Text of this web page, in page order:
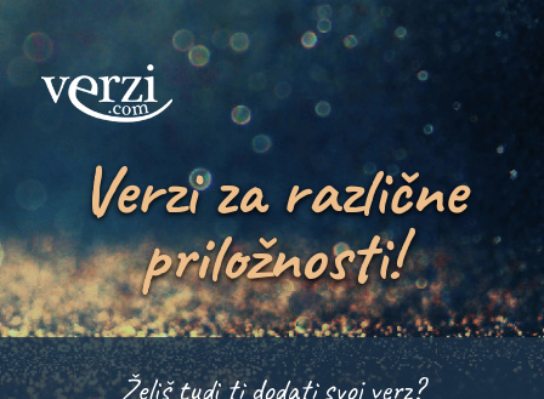
Verzi za različne
priložnosti!
Želiš tudi ti dodati svoj verz?